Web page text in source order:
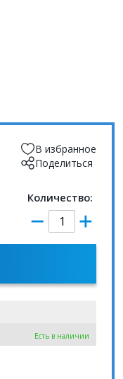
В избранное
Поделиться
Количество:
Есть в наличии